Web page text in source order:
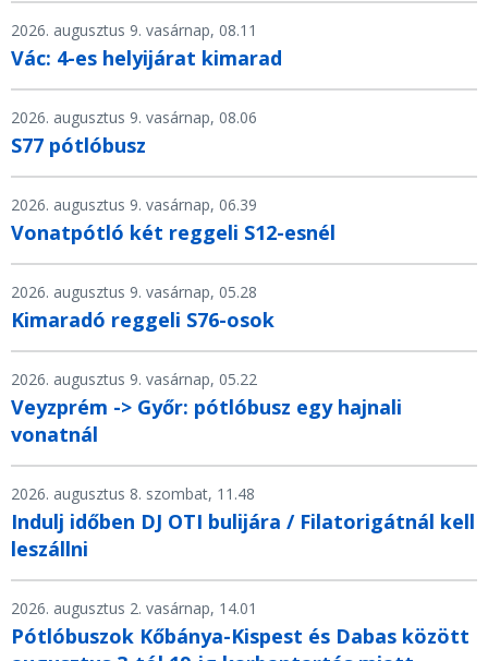
2026. augusztus 9. vasárnap, 08.11
Vác: 4-es helyijárat kimarad
2026. augusztus 9. vasárnap, 08.06
S77 pótlóbusz
2026. augusztus 9. vasárnap, 06.39
Vonatpótló két reggeli S12-esnél
2026. augusztus 9. vasárnap, 05.28
Kimaradó reggeli S76-osok
2026. augusztus 9. vasárnap, 05.22
Veyzprém -> Győr: pótlóbusz egy hajnali
vonatnál
2026. augusztus 8. szombat, 11.48
Indulj időben DJ OTI bulijára / Filatorigátnál kell
leszállni
2026. augusztus 2. vasárnap, 14.01
Pótlóbuszok Kőbánya-Kispest és Dabas között